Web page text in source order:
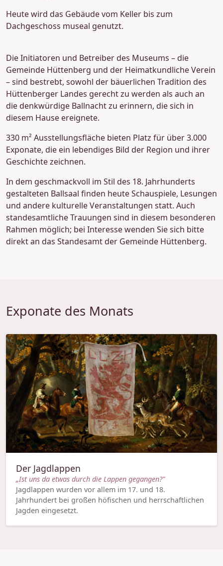
Heute wird das Gebäude vom Keller bis zum
Dachgeschoss museal genutzt.
Die Initiatoren und Betreiber des Museums – die
Gemeinde Hüttenberg und der Heimatkundliche Verein
– sind bestrebt, sowohl der bäuerlichen Tradition des
Hüttenberger Landes gerecht zu werden als auch an
die denkwürdige Ballnacht zu erinnern, die sich in
diesem Hause ereignete.
330 m² Ausstellungsfläche bieten Platz für über 3.000
Exponate, die ein lebendiges Bild der Region und ihrer
Geschichte zeichnen.
In dem geschmackvoll im Stil des 18. Jahrhunderts
gestalteten Ballsaal finden heute Schauspiele, Lesungen
und andere kulturelle Veranstaltungen statt. Auch
standesamtliche Trauungen sind in diesem besonderen
Rahmen möglich; bei Interesse wenden Sie sich bitte
direkt an das Standesamt der Gemeinde Hüttenberg.
Exponate des Monats
Der Jagdlappen
„Ist uns da etwas durch die Lappen gegangen?"
Jagdlappen wurden vor allem im 17. und 18.
Jahrhundert bei großen höfischen und herrschaftlichen
Jagden eingesetzt.